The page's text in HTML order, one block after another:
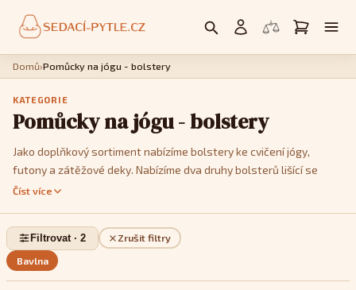
Domů›Pomůcky na jógu - bolstery
KATEGORIE
Pomůcky na jógu - bolstery
Jako doplňkový sortiment nabízíme bolstery ke cvičení jógy,
futony a zátěžové deky. Nabízíme dva druhy bolsterů lišící se
tvarem. Jsou to
naplněné pohankovými lusky.
Číst více
Bavlna
Zrušit filtry
Filtrovat · 2